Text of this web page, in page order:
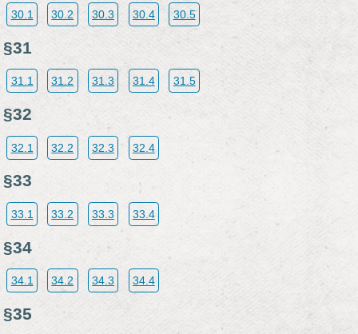
30.1 30.2 30.3 30.4 30.5
§31
31.1 31.2 31.3 31.4 31.5
§32
32.1 32.2 32.3 32.4
§33
33.1 33.2 33.3 33.4
§34
34.1 34.2 34.3 34.4
§35